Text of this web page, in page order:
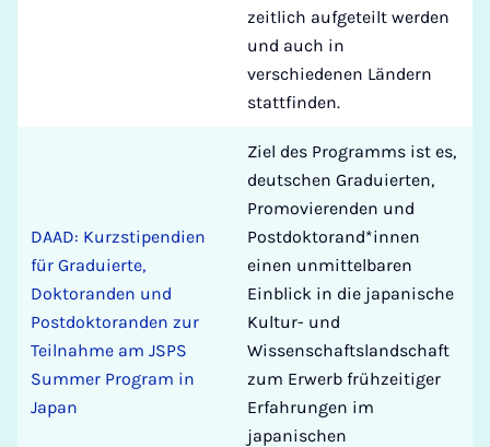
zeitlich aufgeteilt werden
und auch in
verschiedenen Ländern
stattfinden.
DAAD: Kurzstipendien
für Graduierte,
Doktoranden und
Postdoktoranden zur
Teilnahme am JSPS
Summer Program in
Japan
Ziel des Programms ist es,
deutschen Graduierten,
Promovierenden und
Postdoktorand*innen
einen unmittelbaren
Einblick in die japanische
Kultur- und
Wissenschaftslandschaft
zum Erwerb frühzeitiger
Erfahrungen im
japanischen